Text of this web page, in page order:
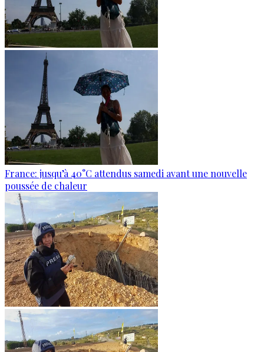
France: jusqu’à 40°C attendus samedi avant une nouvelle
poussée de chaleur